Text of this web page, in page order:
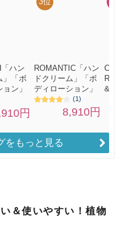
をもっと見る
＆使いやすい！植物